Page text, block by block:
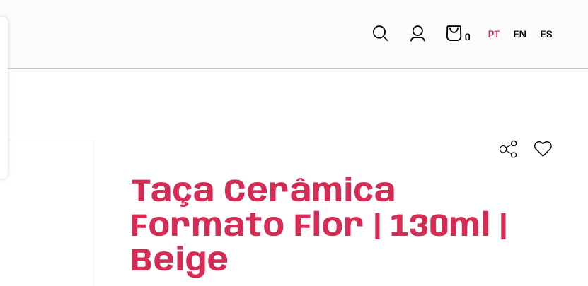
0 PT EN ES
Taça Cerâmica
Formato Flor | 130ml |
Beige